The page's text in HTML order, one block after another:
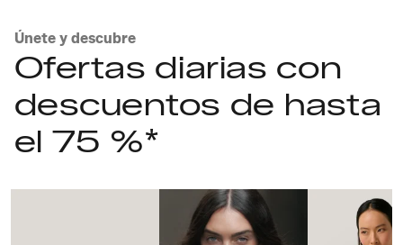
Únete y descubre
Ofertas diarias con
descuentos de hasta
el 75 %*